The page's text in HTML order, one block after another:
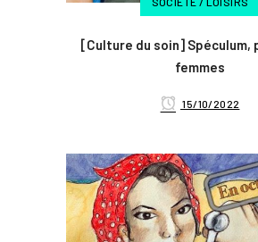
[Culture du soin] Spéculum,
femmes
15/10/2022